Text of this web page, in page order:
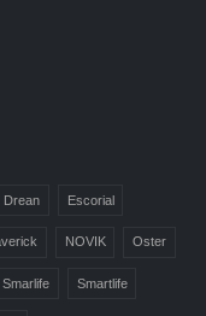
Drean Escorial
NOVIK Oster
Smarlife Smartlife